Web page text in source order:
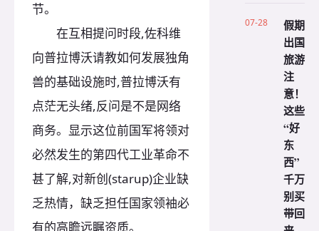
节。
在互相提问时段,佐科维
向普拉博沃请教如何发展独角
兽的基础设施时,普拉博沃有
点茫无头绪,反问是不是网络
商务。显示这位前国军将领对
必然发生的第四代工业革命不
甚了解,对新创(starup)企业缺
乏热情，缺乏担任国家领袖必
有的高瞻远瞩资质。
07-28
假期
出国
旅游
注
意！
这些
“好
东
西”
千万
别买
带回